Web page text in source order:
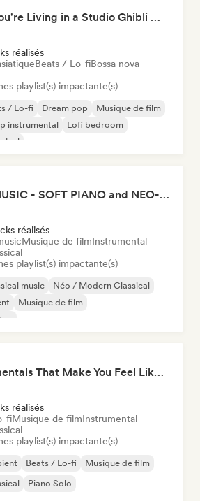
POV: You're Living in a Studio Ghibli Movie 🌱 Neo-Classical Piano & Dream Pop
réalisés
Beats / Lo-fiBossa nova
playlist(s) impactante(s)
/ Lo-fi Dream pop
Musique de film
instrumental
Lofi bedroom
MNOMUSIC - SOFT PIANO and NEO-CLASSICAL
réalisés
Musique de filmInstrumental
playlist(s) impactante(s)
music
Néo / Modern Classical
Musique de film
Instrumentals That Make You Feel Like Floating
réalisés
fiMusique de filmInstrumental
playlist(s) impactante(s)
Beats / Lo-fi
Musique de film
Piano Solo